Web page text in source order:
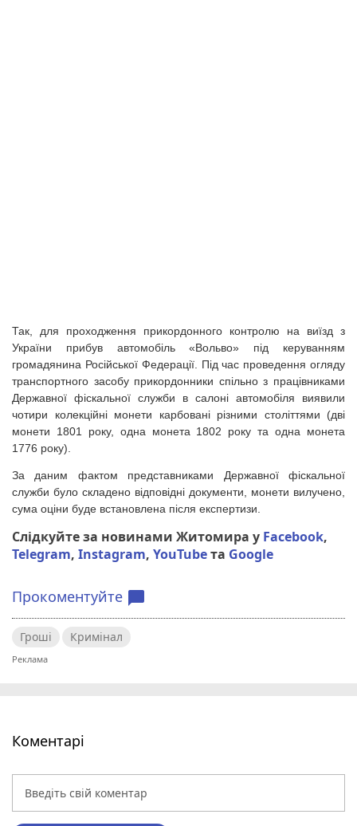
Так, для проходження прикордонного контролю на виїзд з
України прибув автомобіль «Вольво» під керуванням
громадянина Російської Федерації. Під час проведення огляду
транспортного засобу прикордонники спільно з працівниками
Державної фіскальної служби в салоні автомобіля виявили
чотири колекційні монети карбовані різними століттями (дві
монети 1801 року, одна монета 1802 року та одна монета
1776 року).
За даним фактом представниками Державної фіскальної
служби було складено відповідні документи, монети вилучено,
сума оціни буде встановлена після експертизи.
Слідкуйте за новинами Житомира у Facebook,
Telegram, Instagram, YouTubeта Google
Прокоментуйте chat_bubble
Гроші Кримінал
Коментарі